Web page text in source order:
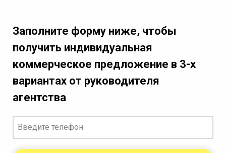
Заполните форму ниже, чтобы
получить индивидуальная
коммерческое предложение в 3-х
вариантах от руководителя
агентства